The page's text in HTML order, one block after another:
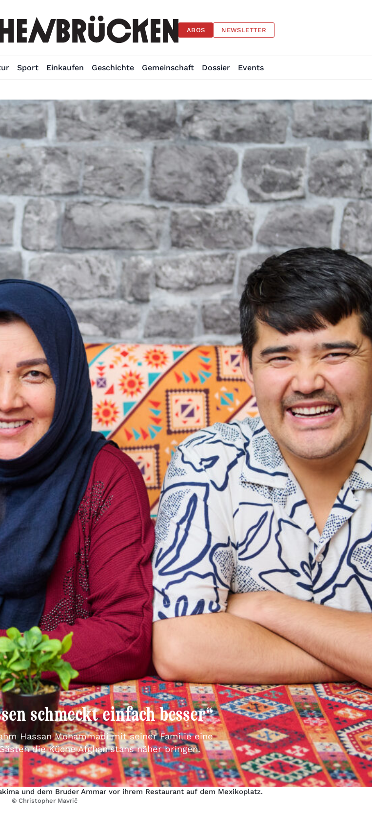
ABOS NEWSLETTER
Sport Einkaufen Geschichte Gemeinschaft Dossier Events
schmeckt einfach besser“
Hassan Mohammadi mit seiner Familie eine
die Küche Afghanistans näher bringen.
und dem Bruder Ammar vor ihrem Restaurant auf dem Mexikoplatz.
© Christopher Mavrič